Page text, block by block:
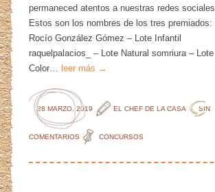
permaneced atentos a nuestras redes sociales.
Estos son los nombres de los tres premiados:
Rocío González Gómez – Lote Infantil
raquelpalacios_ – Lote Natural somriura – Lote
Color…
leer más →
28 MARZO, 2019 EL CHEF DE LA CASA SIN
COMENTARIOS CONCURSOS